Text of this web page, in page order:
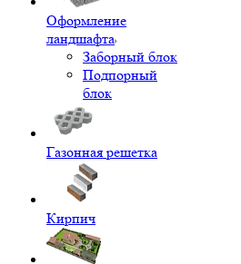
Оформление
ландшафта
Заборный блок
Подпорный
блок
Газонная решетка
Кирпич